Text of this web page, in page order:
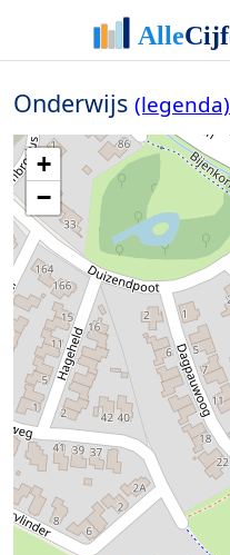
Onderwijs (legenda)
+
−